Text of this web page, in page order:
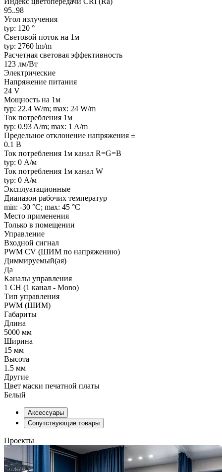
95..98
Угол излучения
typ: 120 °
Световой поток на 1м
typ: 2760 lm/m
Расчетная световая эффективность
123 лм/Вт
Электрические
Напряжение питания
24 V
Мощность на 1м
typ: 22.4 W/m; max: 24 W/m
Ток потребления 1м
typ: 0.93 A/m; max: 1 A/m
Предельное отклонение напряжения ±
0.1 В
Ток потребления 1м канал R=G=B
typ: 0 А/м
Ток потребления 1м канал W
typ: 0 А/м
Эксплуатационные
Диапазон рабочих температур
min: -30 °C; max: 45 °C
Место применения
Только в помещении
Управление
Входной сигнал
PWM СV (ШИМ по напряжению)
Диммируемый(ая)
Да
Каналы управления
1 CH (1 канал - Mono)
Тип управления
PWM (ШИМ)
Габариты
Длина
5000 мм
Ширина
15 мм
Высота
1.5 мм
Другие
Цвет маски печатной платы
Белый
Аксессуары
Сопутствующие товары
Проекты